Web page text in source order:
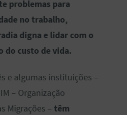
problemas para
no trabalho,
digna e lidar com o
do custo de vida.
e algumas instituições –
– Organização
Migrações – têm